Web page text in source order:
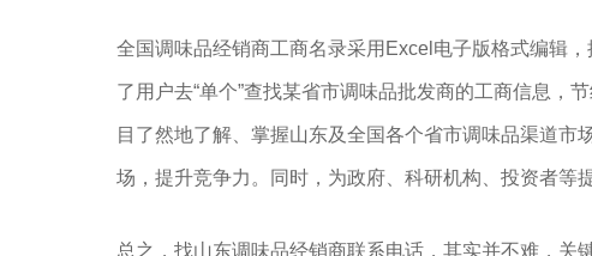
全国调味品经销商工商名录采用Excel电子版格式编辑
了用户去“单个”查找某省市调味品批发商的工商信息，
目了然地了解、掌握山东及全国各个省市调味品渠道市
场，提升竞争力。同时，为政府、科研机构、投资者等
总之，找山东调味品经销商联系电话，其实并不难，关